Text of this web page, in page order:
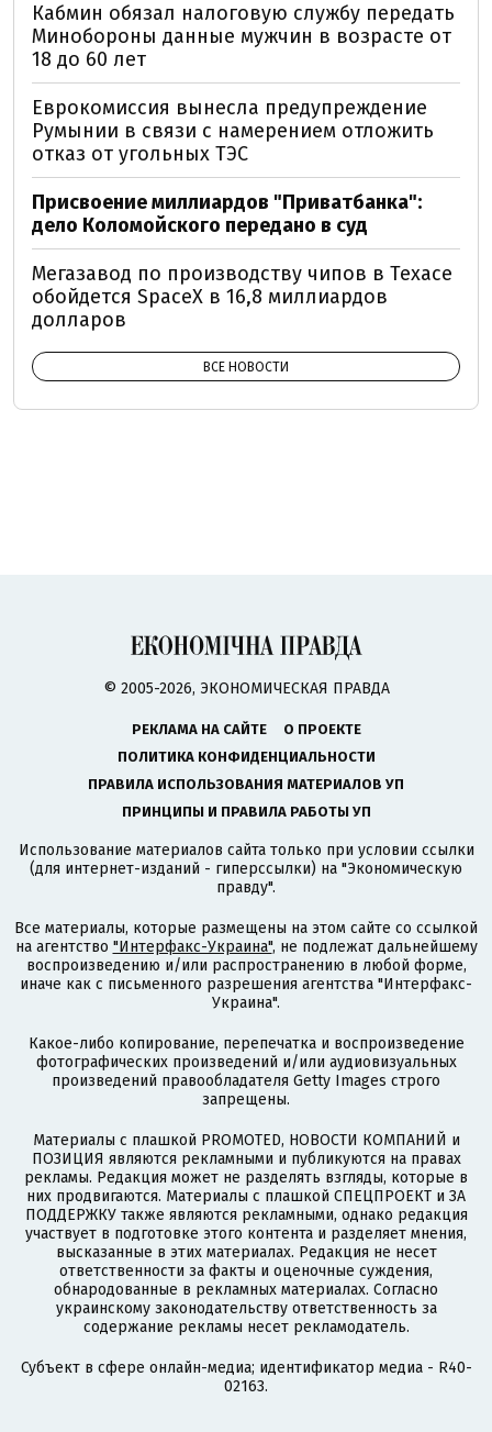
Кабмин обязал налоговую службу передать
Минобороны данные мужчин в возрасте от
18 до 60 лет
Еврокомиссия вынесла предупреждение
Румынии в связи с намерением отложить
отказ от угольных ТЭС
Присвоение миллиардов "Приватбанка":
дело Коломойского передано в суд
Мегазавод по производству чипов в Техасе
обойдется SpaceX в 16,8 миллиардов
долларов
ВСЕ НОВОСТИ
© 2005-2026, ЭКОНОМИЧЕСКАЯ ПРАВДА
РЕКЛАМА НА САЙТЕ
О ПРОЕКТЕ
ПОЛИТИКА КОНФИДЕНЦИАЛЬНОСТИ
ПРАВИЛА ИСПОЛЬЗОВАНИЯ МАТЕРИАЛОВ УП
ПРИНЦИПЫ И ПРАВИЛА РАБОТЫ УП
Использование материалов сайта только при условии ссылки
(для интернет-изданий - гиперссылки) на "Экономическую
правду".
Все материалы, которые размещены на этом сайте со ссылкой
на агентство "Интерфакс-Украина", не подлежат дальнейшему
воспроизведению и/или распространению в любой форме,
иначе как с письменного разрешения агентства "Интерфакс-
Украина".
Какое-либо копирование, перепечатка и воспроизведение
фотографических произведений и/или аудиовизуальных
произведений правообладателя Getty Images строго
запрещены.
Материалы с плашкой PROMOTED, НОВОСТИ КОМПАНИЙ и
ПОЗИЦИЯ являются рекламными и публикуются на правах
рекламы. Редакция может не разделять взгляды, которые в
них продвигаются. Материалы с плашкой СПЕЦПРОЕКТ и ЗА
ПОДДЕРЖКУ также являются рекламными, однако редакция
участвует в подготовке этого контента и разделяет мнения,
высказанные в этих материалах. Редакция не несет
ответственности за факты и оценочные суждения,
обнародованные в рекламных материалах. Согласно
украинскому законодательству ответственность за
содержание рекламы несет рекламодатель.
Субъект в сфере онлайн-медиа; идентификатор медиа - R40-
02163.